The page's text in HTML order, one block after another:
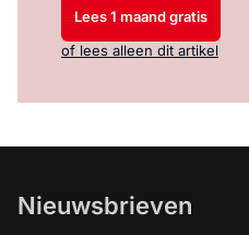
Lees 1 maand gratis
of lees alleen dit artikel
Nieuwsbrieven